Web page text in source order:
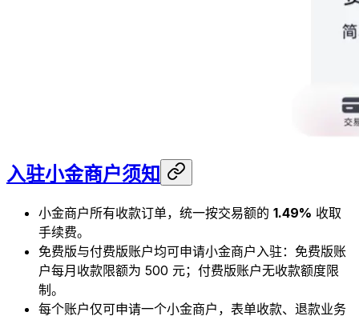
入驻小金商户须知
小金商户所有收款订单，统一按交易额的 1.49% 收取
手续费。
免费版与付费版账户均可申请小金商户入驻：免费版账
户每月收款限额为 500 元；付费版账户无收款额度限
制。
每个账户仅可申请一个小金商户，表单收款、退款业务